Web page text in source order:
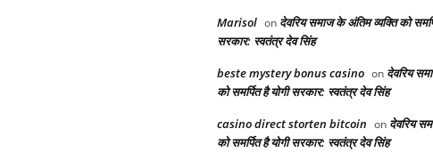
Marisol on देवरिय समाज के अंतिम व्यक्ति को
सरकार: स्वतंत्र देव सिंह
beste mystery bonus casino on देवरिय
को समर्पित है योगी सरकार: स्वतंत्र देव सिंह
casino direct storten bitcoin on देवरिय
को समर्पित है योगी सरकार: स्वतंत्र देव सिंह